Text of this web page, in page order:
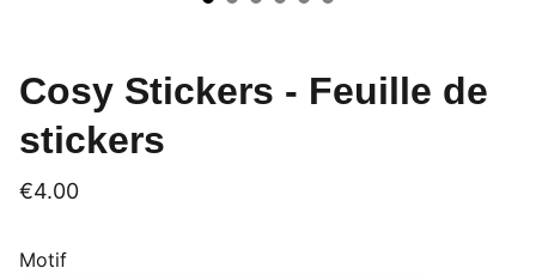
Cosy Stickers - Feuille de
stickers
€4.00
Motif